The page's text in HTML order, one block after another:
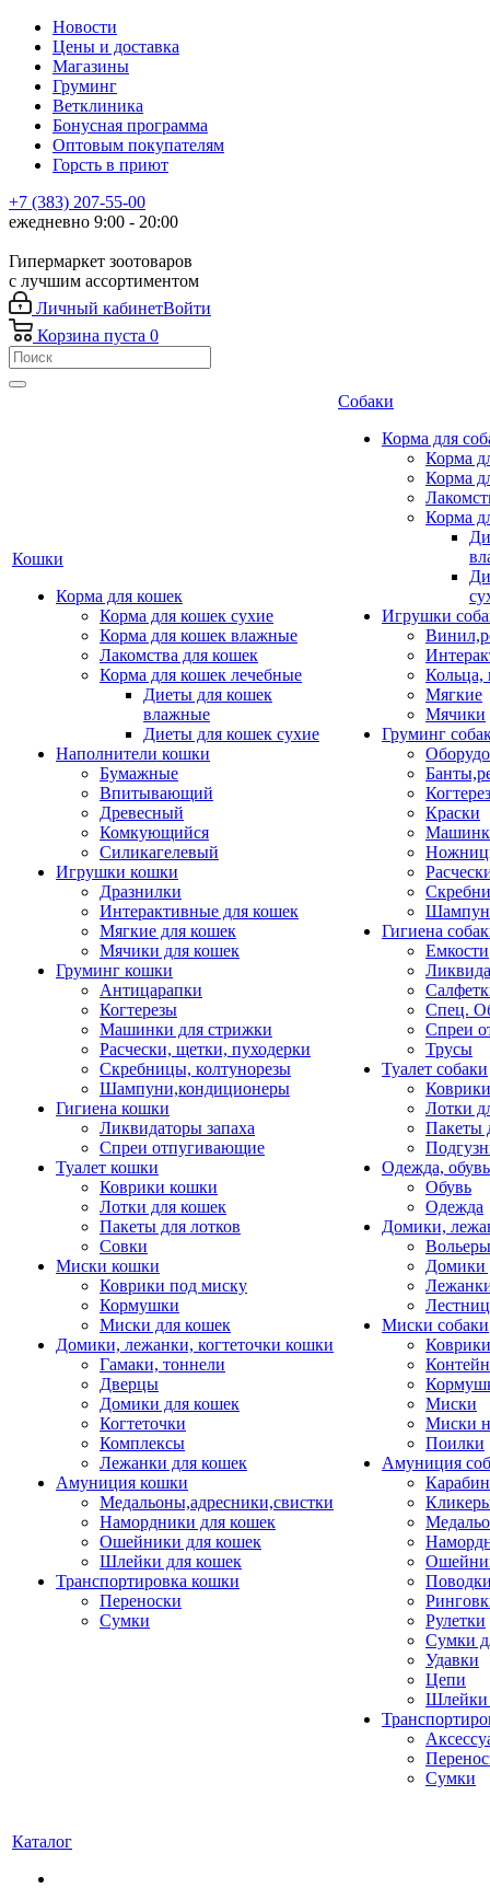
Новости
Цены и доставка
Магазины
Груминг
Ветклиника
Бонусная программа
Оптовым покупателям
Горсть в приют
+7 (383) 207-55-00
ежедневно 9:00 - 20:00
Гипермаркет зоотоваров
с лучшим ассортиментом
Личный кабинетВойти
Корзина пуста 0
Кошки
Корма для кошек
Корма для кошек сухие
Корма для кошек влажные
Лакомства для кошек
Корма для кошек лечебные
Диеты для кошек
влажные
Диеты для кошек сухие
Наполнители кошки
Бумажные
Впитывающий
Древесный
Комкующийся
Силикагелевый
Игрушки кошки
Дразнилки
Интерактивные для кошек
Мягкие для кошек
Мячики для кошек
Груминг кошки
Антицарапки
Когтерезы
Машинки для стрижки
Расчески, щетки, пуходерки
Скребницы, колтунорезы
Шампуни,кондиционеры
Гигиена кошки
Ликвидаторы запаха
Спреи отпугивающие
Туалет кошки
Коврики кошки
Лотки для кошек
Пакеты для лотков
Совки
Миски кошки
Коврики под миску
Кормушки
Миски для кошек
Домики, лежанки, когтеточки кошки
Гамаки, тоннели
Дверцы
Домики для кошек
Когтеточки
Комплексы
Лежанки для кошек
Амуниция кошки
Медальоны,адресники,свистки
Намордники для кошек
Ошейники для кошек
Шлейки для кошек
Транспортировка кошки
Переноски
Сумки
Собаки
Корма для
Корма
Корма
Корма
Игрушки
Кольца,
Мягкие
Мячики
Груминг
Краски
Гигиена
Емкости
Спец.
Спреи
Трусы
Туалет собаки
Коврики
Лотки
Пакеты
Одежда, обувь
Обувь
Одежда
Домики,
Домики
Миски собаки
Миски
Миски
Поилки
Амуниция
Рулетки
Сумки
Удавки
Цепи
Шлейки
Сумки
Каталог